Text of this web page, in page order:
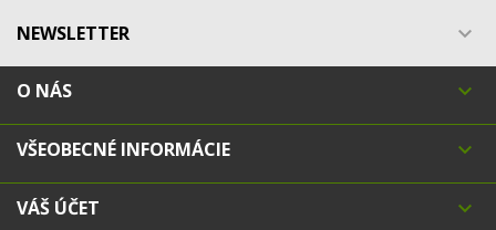
NEWSLETTER 
O NÁS 
VŠEOBECNÉ INFORMÁCIE 
VÁŠ ÚČET 